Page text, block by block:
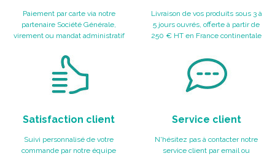
Paiement par carte via notre
partenaire Société Générale,
virement ou mandat administratif
Livraison de vos produits sous 3 à
5 jours ouvrés, offerte à partir de
250 € HT en France continentale
Satisfaction client
Suivi personnalisé de votre
commande par notre équipe
Service client
N'hésitez pas à contacter notre
service client par email ou